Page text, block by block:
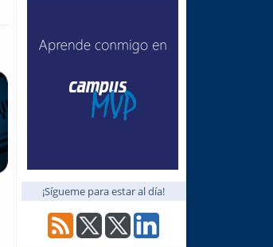
¡Sígueme para estar al día!